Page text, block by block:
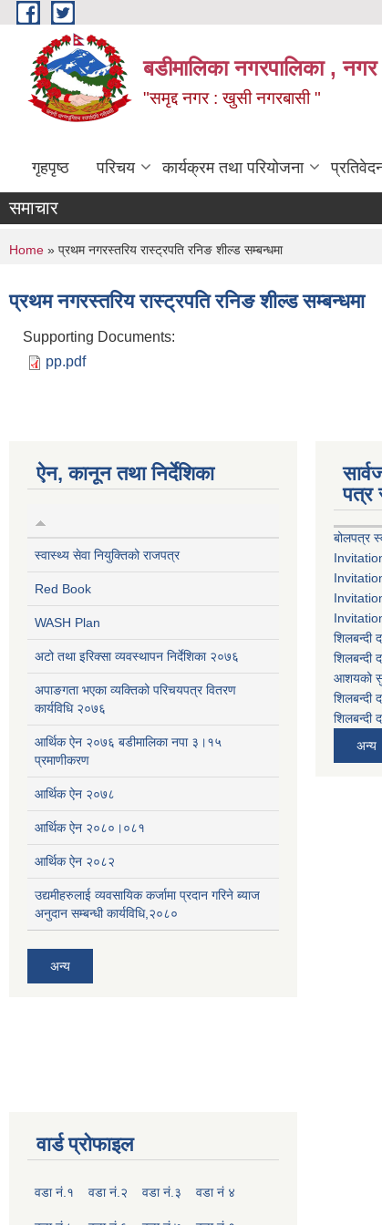
Skip to main content
बडीमालिका नगरपालिका ,
"समृद्द नगर : खुसी नगरबासी "
गृहपृष्ठ परिचय कार्यक्रम तथा परियोजना
समाचार
You are here
Home » प्रथम नगरस्तरिय रास्ट्रपति रनिङ शील्ड सम्बन्धमा
प्रथम नगरस्तरिय रास्ट्रपति रनिङ शील्ड सम्बन्धमा
Supporting Documents:
pp.pdf
ऐन, कानून तथा निर्देशिका
स्वास्थ्य सेवा नियुक्तिको राजपत्र
Red Book
WASH Plan
अटो तथा इरिक्सा व्यवस्थापन निर्देशिका २०७६
अपाङगता भएका व्यक्तिको परिचयपत्र वितरण
कार्यविधि २०७६
आर्थिक ऐन २०७६ बडीमालिका नपा ३।१५
प्रमाणीकरण
आर्थिक ऐन २०७८
आर्थिक ऐन २०८०।०८१
आर्थिक ऐन २०८२
उद्यमीहरुलाई व्यवसायिक कर्जामा प्रदान गरिने ब्याज
अनुदान सम्बन्धी कार्यविधि,२०८०
अन्य
पत्र
बोलपत्र
शिलबन्दी
शिलबन्दी
आशयको
शिलबन्दी
शिलबन्दी
अन्य
वार्ड प्रोफाइल
वडा नं.१ वडा नं.२ वडा नं.३ वडा नं ४